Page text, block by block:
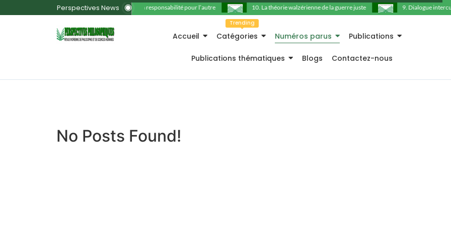
Perspectives News 11. La responsabilité pour l’autre 10. La théorie walzérienne de la guerre juste 9. Dialogue
Accueil Catégories
Trending
Numéros parus Publications
Publications thématiques Blogs Contactez-nous
No Posts Found!